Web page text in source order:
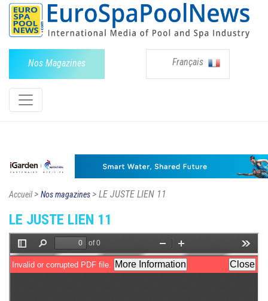
Nos Magazines Français
Accueil> Nos magazines> LE JUSTE LIEN 11
LE JUSTE LIEN 11